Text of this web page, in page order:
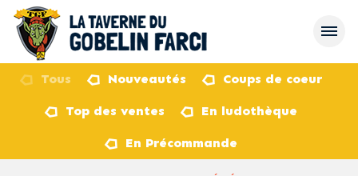
Tous Nouveautés Coups de coeur
Top des ventes En ludothèque
En Précommande